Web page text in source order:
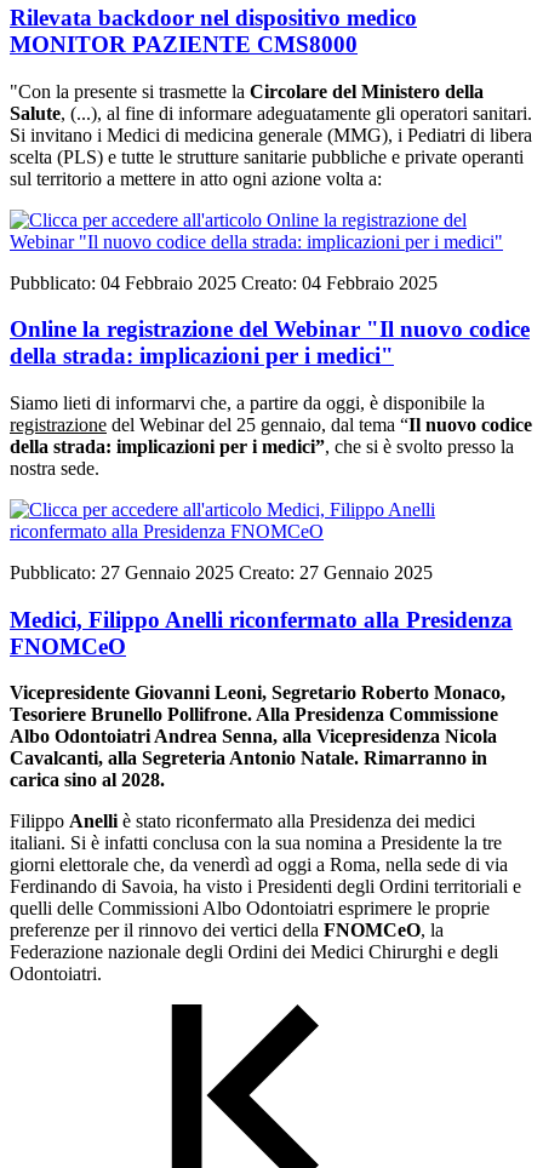
Rilevata backdoor nel dispositivo medico
MONITOR PAZIENTE CMS8000
"Con la presente si trasmette la Circolare del Ministero della
Salute, (...), al fine di informare adeguatamente gli operatori sanitari.
Si invitano i Medici di medicina generale (MMG), i Pediatri di libera
scelta (PLS) e tutte le strutture sanitarie pubbliche e private operanti
sul territorio a mettere in atto ogni azione volta a:
Pubblicato: 04 Febbraio 2025 Creato: 04 Febbraio 2025
Online la registrazione del Webinar "Il nuovo codice
della strada: implicazioni per i medici"
Siamo lieti di informarvi che, a partire da oggi, è disponibile la
registrazione del Webinar del 25 gennaio, dal tema “Il nuovo codice
della strada: implicazioni per i medici”, che si è svolto presso la
nostra sede.
Pubblicato: 27 Gennaio 2025 Creato: 27 Gennaio 2025
Medici, Filippo Anelli riconfermato alla Presidenza
FNOMCeO
Vicepresidente Giovanni Leoni, Segretario Roberto Monaco,
Tesoriere Brunello Pollifrone. Alla Presidenza Commissione
Albo Odontoiatri Andrea Senna, alla Vicepresidenza Nicola
Cavalcanti, alla Segreteria Antonio Natale. Rimarranno in
carica sino al 2028.
Filippo Anelliè stato riconfermato alla Presidenza dei medici
italiani. Si è infatti conclusa con la sua nomina a Presidente la tre
giorni elettorale che, da venerdì ad oggi a Roma, nella sede di via
Ferdinando di Savoia, ha visto i Presidenti degli Ordini territoriali e
quelli delle Commissioni Albo Odontoiatri esprimere le proprie
preferenze per il rinnovo dei vertici della FNOMCeO, la
Federazione nazionale degli Ordini dei Medici Chirurghi e degli
Odontoiatri.